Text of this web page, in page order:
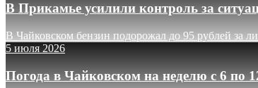
В Прикамье усилили контроль за
В Чайковском бензин подорожал до 95 рублей за
5 июля 2026
Погода в Чайковском на неделю с 6 по